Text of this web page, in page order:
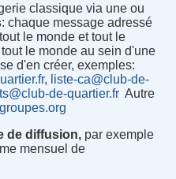
classique via une ou
: chaque message adressé
le monde et tout le
le monde au sein d'une
d'en créer, exemples:
, liste-ca@club-de-
de-quartier.frAutre
de diffusion, par exemple
mensuel de